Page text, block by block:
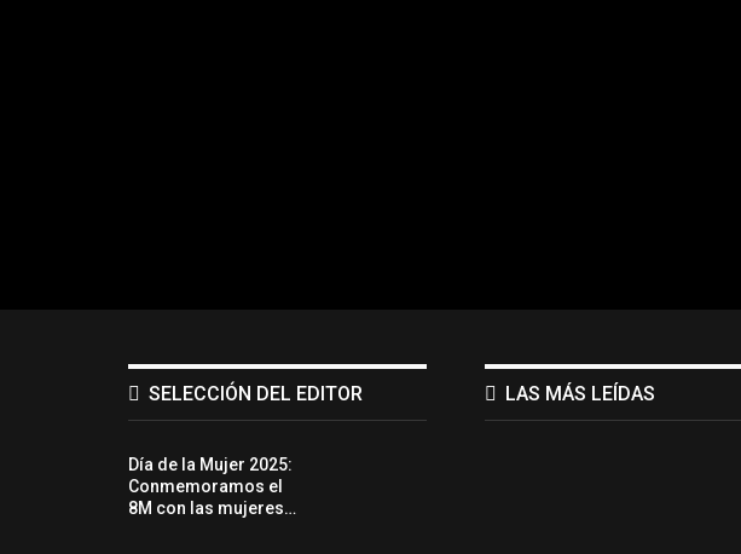
SELECCIÓN DEL EDITOR
Día de la Mujer 2025:
Conmemoramos el
8M con las mujeres…
LAS MÁS LEÍDAS